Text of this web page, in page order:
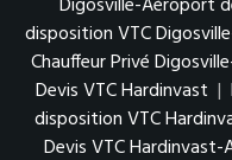
disposition VTC
Chauffeur Privé
Devis VTC Hardinvast |
disposition VTC
Devis VTC